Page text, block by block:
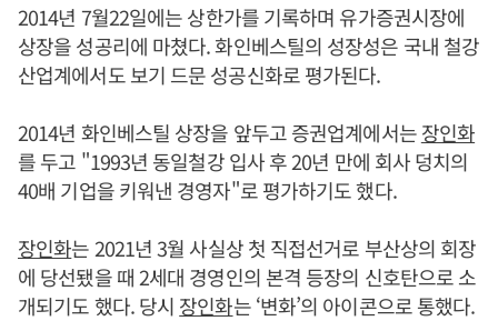
2014년 7월22일에는 상한가를 기록하며 유가증권시장에
상장을 성공리에 마쳤다. 화인베스틸의 성장성은 국내 철강
산업계에서도 보기 드문 성공신화로 평가된다.
2014년 화인베스틸 상장을 앞두고 증권업계에서는장인화
를 두고 "1993년 동일철강 입사 후 20년 만에 회사 덩치의
40배 기업을 키워낸 경영자"로 평가하기도 했다.
장인화는 2021년 3월 사실상 첫 직접선거로 부산상의 회장
에 당선됐을 때 2세대 경영인의 본격 등장의 신호탄으로 소
개되기도 했다. 당시 장인화는 ‘변화’의 아이콘으로 통했다.